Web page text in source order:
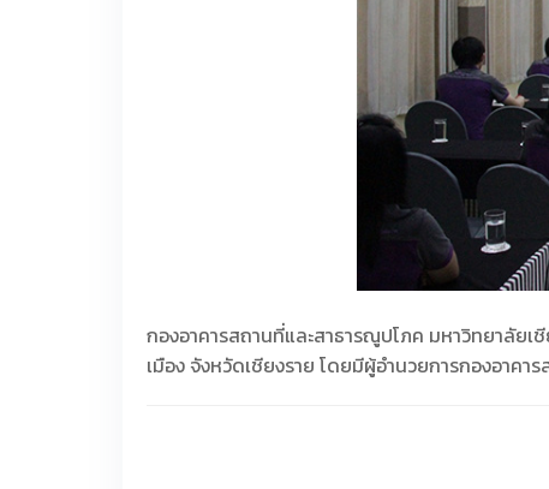
กองอาคารสถานที่และสาธารณูปโภค มหาวิทยาลัยเ
เมือง จังหวัดเชียงราย โดยมีผู้อำนวยการกองอาคา